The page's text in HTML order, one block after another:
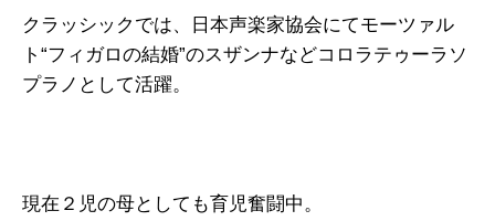
クラッシックでは、日本声楽家協会にてモーツァル
ト“フィガロの結婚”のスザンナなどコロラテゥーラソ
プラノとして活躍。
現在２児の母としても育児奮闘中。